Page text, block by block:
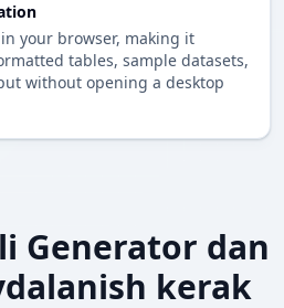
your browser, making it
tables, sample datasets,
without opening a desktop
Generator dan
kerak